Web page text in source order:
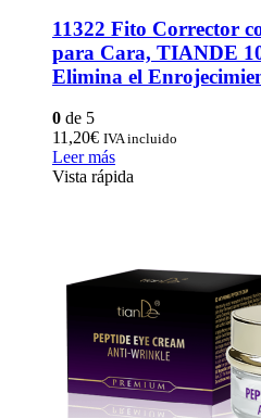
11322 Fito Corrector
para Cara, TIANDE
Elimina el
0 de 5
11,20€ IVA incluido
Leer más
Vista rápida